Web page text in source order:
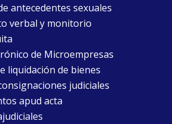
antecedentes sexuales
verbal y monitorio
de Microempresas
liquidación de bienes
judiciales
apud acta